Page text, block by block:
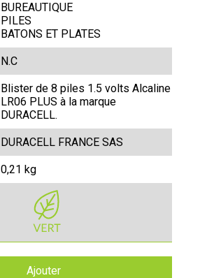
BUREAUTIQUE
PILES
BATONS ET PLATES
N.C
Blister de 8 piles 1.5 volts Alcaline
LR06 PLUS à la marque
DURACELL.
DURACELL FRANCE SAS
0,21 kg
Ajouter